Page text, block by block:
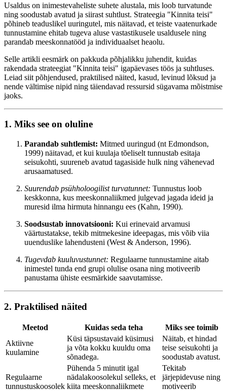
Usaldus on inimestevaheliste suhete alustala, mis loob turvatunde
ning soodustab avatud ja siirast suhtlust. Strateegia "Kinnita teisi"
põhineb teaduslikel uuringutel, mis näitavad, et teiste vaatenurkade
tunnustamine ehitab tugeva aluse vastastikusele usaldusele ning
parandab meeskonnatööd ja individuaalset heaolu.
Selle artikli eesmärk on pakkuda põhjalikku juhendit, kuidas
rakendada strateegiat "Kinnita teisi" igapäevases töös ja suhtluses.
Leiad siit põhjendused, praktilised näited, kasud, levinud lõksud ja
nende vältimise nipid ning täiendavad ressursid sügavama mõistmise
jaoks.
1. Miks see on oluline
Parandab suhtlemist: Mitmed uuringud (nt Edmondson,
1999) näitavad, et kui kuulaja tõeliselt tunnustab esitaja
seisukohti, suureneb avatud tagasiside hulk ning vähenevad
arusaamatused.
Suurendab psühholoogilist turvatunnet: Tunnustus loob
keskkonna, kus meeskonnaliikmed julgevad jagada ideid ja
muresid ilma hirmuta hinnangu ees (Kahn, 1990).
Soodsustab innovatsiooni: Kui erinevaid arvamusi
väärtustatakse, tekib mitmekesine ideepagas, mis võib viia
uuenduslike lahendusteni (West & Anderson, 1996).
Tugevdab kuuluvustunnet: Regulaarne tunnustamine aitab
inimestel tunda end grupi olulise osana ning motiveerib
panustama ühiste eesmärkide saavutamisse.
2. Praktilised näited
Meetod Kuidas seda teha
Miks see toimib
Aktiivne
kuulamine
Küsi täpsustavaid küsimusi
ja võta kokku kuuldu oma
sõnadega.
Näitab, et hindad
teise seisukohti ja
soodustab avatust.
Regulaarne
tunnustuskoosolek
Pühenda 5 minutit igal
nädalakoosolekul selleks, et
kiita meeskonnaliikmete
Tekitab
järjepidevuse ning
motiveerib